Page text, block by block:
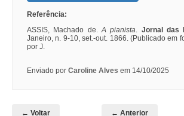
Referência:
ASSIS, Machado de.A pianista. Jornal das
Janeiro, n. 9-10, set.-out. 1866. (Publicado em
por J.
Enviado por Caroline Alves em 14/10/2025
← Voltar ← Anterior